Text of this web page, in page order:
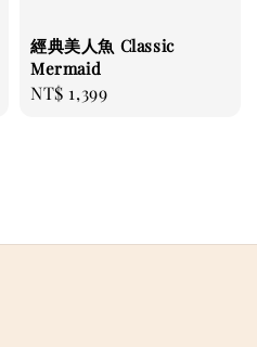
經典美人魚 Classic
Mermaid
Regular
NT$ 1,399